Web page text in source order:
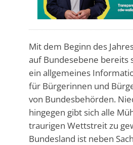
Mit dem Beginn des
auf Bundesebene bereits
ein allgemeines
für Bürgerinnen und
von Bundesbehörden.
hingegen gibt sich alle
traurigen Wettstreit zu
Bundesland ist neben